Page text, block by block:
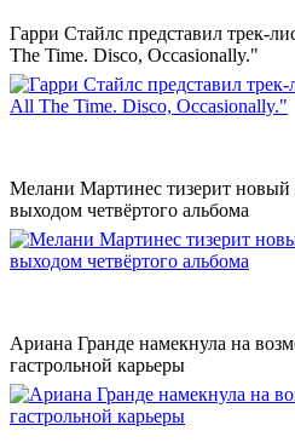
Гарри Стайлс представил трек-
The Time. Disco, Occasionally."
Мелани Мартинес тизерит новый
выходом четвёртого альбома
Ариана Гранде намекнула на
гастрольной карьеры